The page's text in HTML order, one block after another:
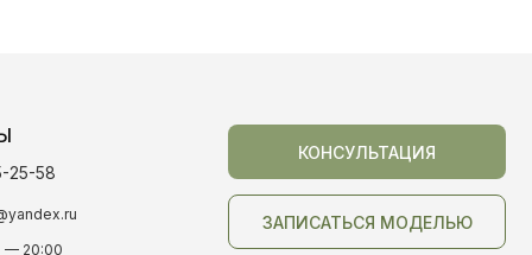
ЗАПИСАТЬСЯ МОДЕЛЬЮ
КОНСУЛЬТАЦИЯ
25-58
— 20:00